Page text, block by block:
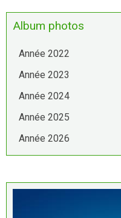
Album photos
Année 2022
Année 2023
Année 2024
Année 2025
Année 2026